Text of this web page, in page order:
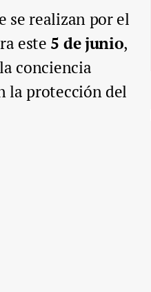
se realizan por el
este 5 de junio,
conciencia
la protección del